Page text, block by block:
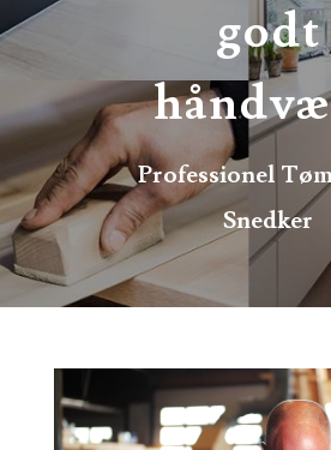
godt
Professionel
Snedker